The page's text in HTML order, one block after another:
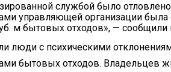
службой было
управляющей организации
м бытовых отходов», —
люди с психическими
бытовых отходов. Владельцев